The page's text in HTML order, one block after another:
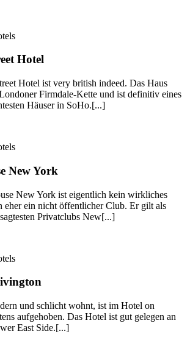
Hotel
Hotel ist very british indeed. Das Haus
Firmdale-Kette und ist definitiv eines
Häuser in SoHo.[...]
New York
New York ist eigentlich kein wirkliches
eher ein nicht öffentlicher Club. Er gilt als
Privatclubs New[...]
und schlicht wohnt, ist im Hotel on
aufgehoben. Das Hotel ist gut gelegen an
East Side.[...]